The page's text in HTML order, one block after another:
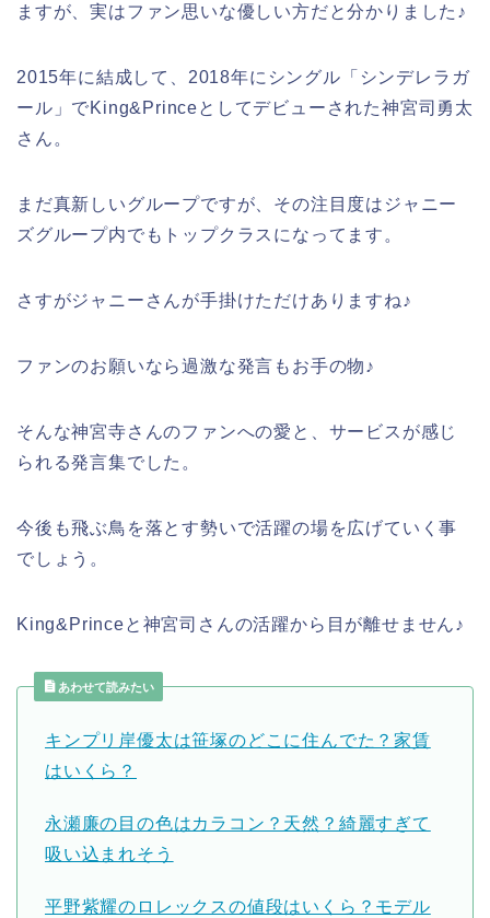
ますが、実はファン思いな優しい方だと分かりました♪
2015年に結成して、2018年にシングル「シンデレラガ
ール」でKing&Princeとしてデビューされた神宮司勇太
さん。
まだ真新しいグループですが、その注目度はジャニー
ズグループ内でもトップクラスになってます。
さすがジャニーさんが手掛けただけありますね♪
ファンのお願いなら過激な発言もお手の物♪
そんな神宮寺さんのファンへの愛と、サービスが感じ
られる発言集でした。
今後も飛ぶ鳥を落とす勢いで活躍の場を広げていく事
でしょう。
King&Princeと神宮司さんの活躍から目が離せません♪
あわせて読みたい
キンプリ岸優太は笹塚のどこに住んでた？家賃
はいくら？
永瀬廉の目の色はカラコン？天然？綺麗すぎて
吸い込まれそう
平野紫耀のロレックスの値段はいくら？モデル